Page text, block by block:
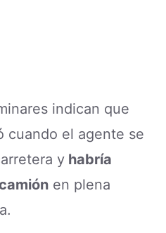
indican que
cuando el agente se
y habría
en plena